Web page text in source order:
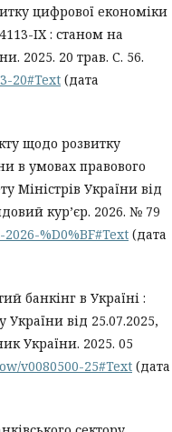
цифрової економіки
IX : станом на
2025. 20 трав. С. 56.
20#Text (дата
щодо розвитку
в умовах правового
Міністрів України від
кур’єр. 2026. № 79
%D0%BF#Text (дата
банкінг в Україні :
від 25.07.2025,
України. 2025. 05
v0080500-25#Text (дата